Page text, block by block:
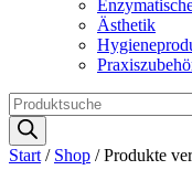
Ästhetik
Products
search
Start / Shop / Produkte